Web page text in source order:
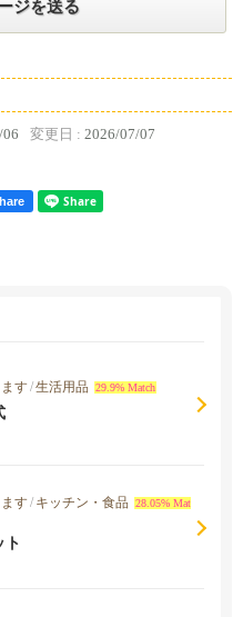
ジを送る
変更日 : 2026/07/07
す/生活用品 29.9% Match
す/ キッチン・食品
28.05% Mat
ト